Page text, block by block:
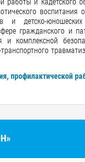
воспитания
и детско-
гражданского и
и комплексной
профилактической